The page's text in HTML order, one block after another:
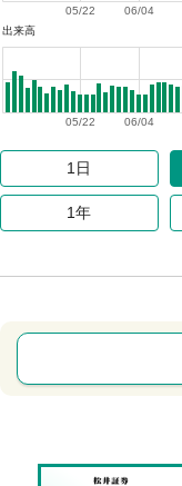
06/04
05/22
出来高
06/04
05/22
1日
1年